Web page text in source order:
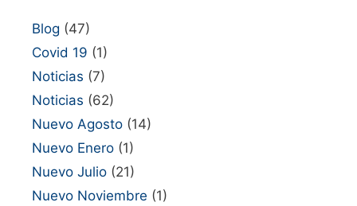
Blog (47)
Covid 19 (1)
Noticias (7)
Noticias (62)
Nuevo Agosto (14)
Nuevo Enero (1)
Nuevo Julio (21)
Nuevo Noviembre (1)